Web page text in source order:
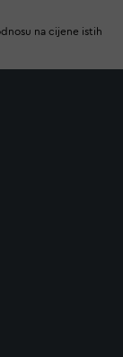
na cijene istih